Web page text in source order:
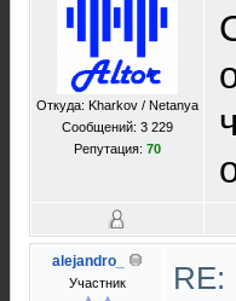
Откуда: Kharkov / Netanya
Сообщений: 3 229
Репутация: 70
alejandro_
Участник
RE: